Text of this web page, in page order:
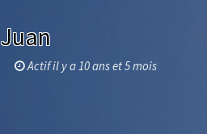
Juan
Actif il y a 10 ans et 5 mois